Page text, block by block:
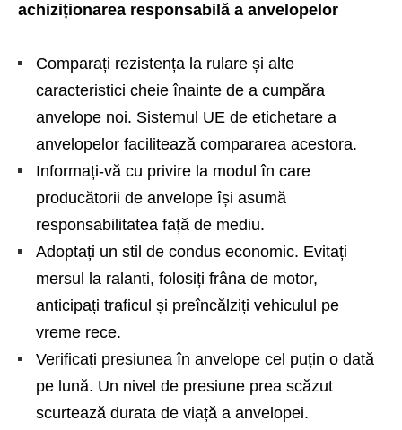
achiziționarea responsabilă a anvelopelor
Comparați rezistența la rulare și alte
caracteristici cheie înainte de a cumpăra
anvelope noi. Sistemul UE de etichetare a
anvelopelor facilitează compararea acestora.
Informați-vă cu privire la modul în care
producătorii de anvelope își asumă
responsabilitatea față de mediu.
Adoptați un stil de condus economic. Evitați
mersul la ralanti, folosiți frâna de motor,
anticipați traficul și preîncălziți vehiculul pe
vreme rece.
Verificați presiunea în anvelope cel puțin o dată
pe lună. Un nivel de presiune prea scăzut
scurtează durata de viață a anvelopei.